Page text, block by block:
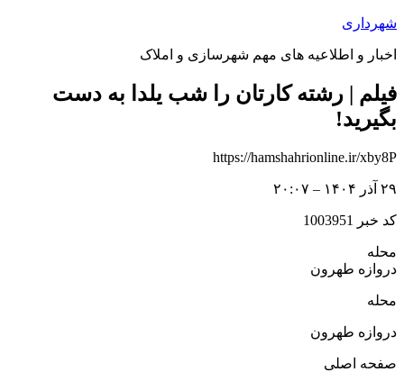
پرش
محتوا
شهرداری
اخبار و اطلاعیه های مهم شهرسازی و املاک
فیلم | رشته کارتان را شب یلدا به‌ دست
بگیرید!
https://hamshahrionline.ir/xby8P
۲۹ آذر ۱۴۰۴ – ۲۰:۰۷
کد خبر 1003951
محله
دروازه طهرون
محله
دروازه طهرون
صفحه اصلی